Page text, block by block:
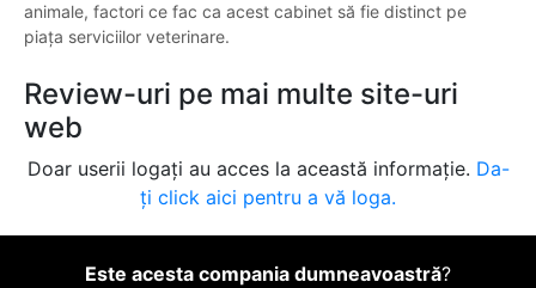
animale, factori ce fac ca acest cabinet să fie distinct pe
piața serviciilor veterinare.
Review-uri pe mai multe site-uri
web
Doar userii logați au acces la această informație. Da-
ți click aici pentru a vă loga.
Este acesta compania dumneavoastră?